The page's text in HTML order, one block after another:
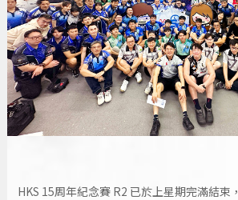
HKS 15周年紀念賽 R2 已於上星期完滿結束，